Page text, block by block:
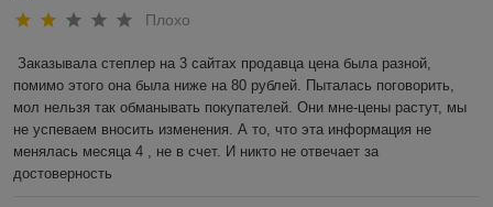
Плохо
Заказывала степлер на 3 сайтах продавца цена была разной,
помимо этого она была ниже на 80 рублей. Пыталась поговорить,
мол нельзя так обманывать покупателей. Они мне-цены растут, мы
не успеваем вносить изменения. А то, что эта информация не
менялась месяца 4 , не в счет. И никто не отвечает за
достоверность